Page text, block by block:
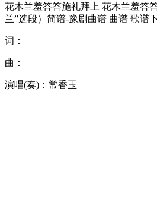
花木兰羞答答施礼拜上 花木兰羞答
兰”选段）简谱-豫剧曲谱 曲谱 歌谱
词：
曲：
演唱(奏)：常香玉